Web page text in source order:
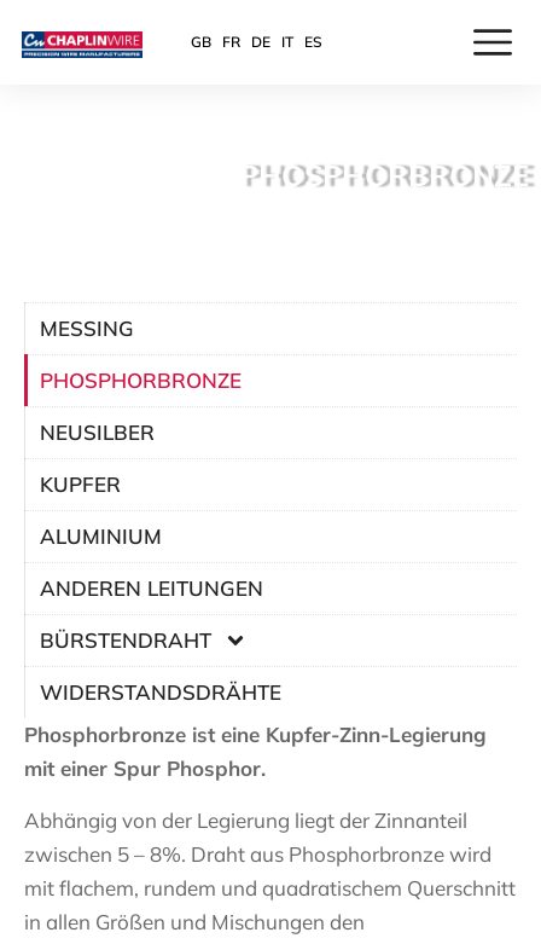
GB FR DE IT ES
PHOSPHORBRONZE
MESSING
PHOSPHORBRONZE
NEUSILBER
KUPFER
ALUMINIUM
ANDEREN LEITUNGEN
BÜRSTENDRAHT
WIDERSTANDSDRÄHTE
Phosphorbronze ist eine Kupfer-Zinn-Legierung
mit einer Spur Phosphor.
Abhängig von der Legierung liegt der Zinnanteil
zwischen 5 – 8%. Draht aus Phosphorbronze wird
mit flachem, rundem und quadratischem Querschnitt
in allen Größen und Mischungen den